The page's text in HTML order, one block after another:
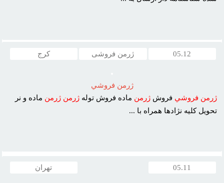
05.12 ژرمن فروشی کرج
ژرمن فروشي
ژرمن فروشي فروشژرمن ماده فروش تولهژرمن ژرمن ماده و نر
تحويل کليه نژادها همراه با ...
05.11 تهران